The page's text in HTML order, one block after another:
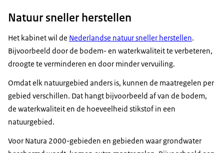
Natuur sneller herstellen
Het kabinet wil de Nederlandse natuur sneller herstellen.
Bijvoorbeeld door de bodem- en waterkwaliteit te verbeteren,
droogte te verminderen en door minder vervuiling.
Omdat elk natuurgebied anders is, kunnen de maatregelen per
gebied verschillen. Dat hangt bijvoorbeeld af van de bodem,
de waterkwaliteit en de hoeveelheid stikstof in een
natuurgebied.
Voor Natura 2000-gebieden en gebieden waar grondwater